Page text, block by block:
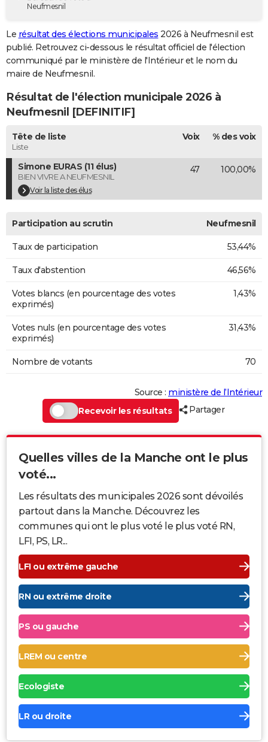
Destinations
City break
Voyage nature
Voyage de noces
Forum
GUIDES D'ACHAT
BONS PLANS
Carte de Noël
Carte Bonne année
Carte Saint-Valentin
Carte Pâques
Carte d'anniversaire
DICTIONNAIRE
Dictionnaire
Biographies
Citations
Expressions
Proverbes
PROGRAMME TV
COPAINS D'AVANT
S'inscrire
Se connecter
Lycées
Collèges
Primaires
Universités
Entreprises
Service militaire
Avis de recherche
AVIS DE DÉCÈS
Bricolage
Television
Neufmesnil
Le résultat des élections municipales 2026 à Neufmesnil est
publié. Retrouvez ci-dessous le résultat officiel de l'élection
communiqué par le ministère de l'Intérieur et le nom du
maire de Neufmesnil.
Résultat de l'élection municipale 2026 à
Neufmesnil [DEFINITIF]
Tête de liste
Liste
Voix % des voix
Simone EURAS (11 élus)
BIEN VIVRE A NEUFMESNIL
Voir la liste des élus
47 100,00%
Participation au scrutin Neufmesnil
Taux de participation 53,44%
Taux d'abstention 46,56%
Votes blancs (en pourcentage des votes
exprimés)
1,43%
Votes nuls (en pourcentage des votes
exprimés)
31,43%
Nombre de votants 70
Source : ministère de l’Intérieur
Recevoir les résultats
Partager
Quelles villes de la Manche ont le plus
voté...
Les résultats des municipales 2026 sont dévoilés
partout dans la Manche. Découvrez les
communes qui ont le plus voté le plus voté RN,
LFI, PS, LR...
LFI ou extrême gauche
RN ou extrême droite
PS ou gauche
LREM ou centre
Ecologiste
LR ou droite